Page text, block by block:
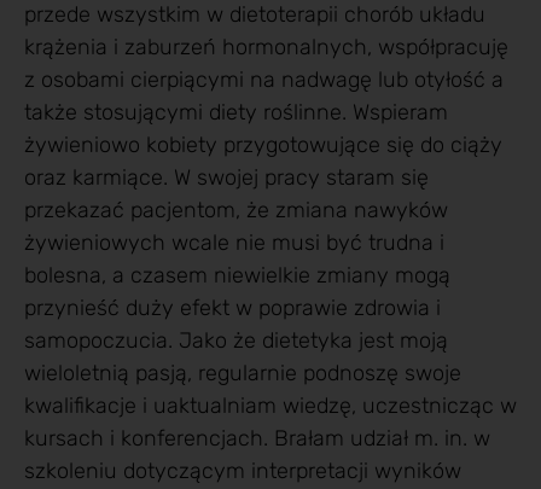
przede wszystkim w dietoterapii chorób układu
krążenia i zaburzeń hormonalnych, współpracuję
z osobami cierpiącymi na nadwagę lub otyłość a
także stosującymi diety roślinne. Wspieram
żywieniowo kobiety przygotowujące się do ciąży
oraz karmiące. W swojej pracy staram się
przekazać pacjentom, że zmiana nawyków
żywieniowych wcale nie musi być trudna i
bolesna, a czasem niewielkie zmiany mogą
przynieść duży efekt w poprawie zdrowia i
samopoczucia. Jako że dietetyka jest moją
wieloletnią pasją, regularnie podnoszę swoje
kwalifikacje i uaktualniam wiedzę, uczestnicząc w
kursach i konferencjach. Brałam udział m. in. w
szkoleniu dotyczącym interpretacji wyników